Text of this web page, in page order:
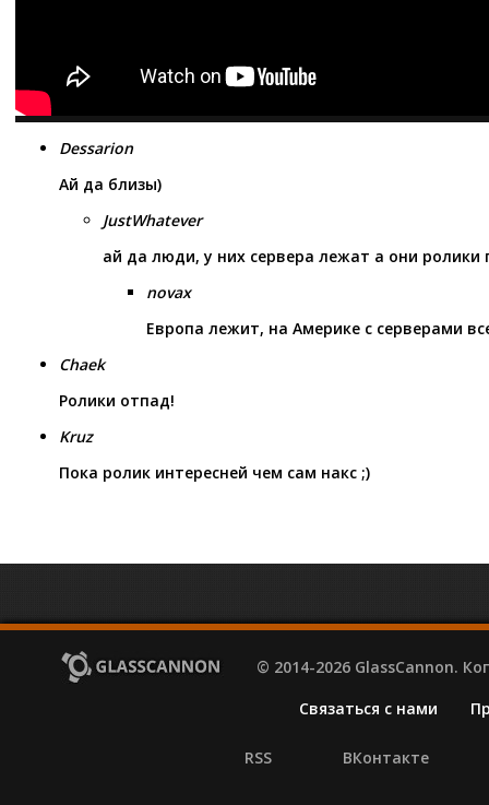
Dessarion
Ай да близы)
JustWhatever
ай да люди, у них сервера лежат а они ролики
novax
Европа лежит, на Америке с серверами
Chaek
Ролики отпад!
Kruz
Пока ролик интересней чем сам накс ;)
© 2014-2026 GlassCannon.
Связаться с нами
RSS ВКонтакте